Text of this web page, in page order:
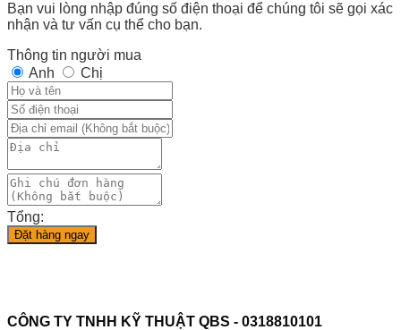
Bạn vui lòng nhập đúng số điện thoại để chúng tôi sẽ gọi xác
nhận và tư vấn cụ thể cho bạn.
Thông tin người mua
Anh
Chị
Tổng:
Đặt hàng ngay
CÔNG TY TNHH KỸ THUẬT QBS - 0318810101